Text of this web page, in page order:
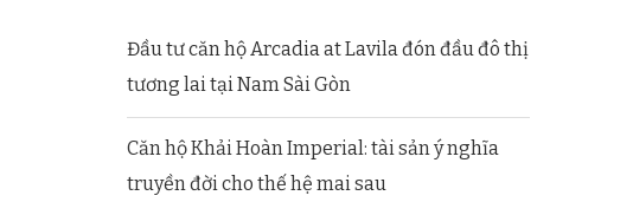
Đầu tư căn hộ Arcadia at Lavila đón đầu đô thị
tương lai tại Nam Sài Gòn
Căn hộ Khải Hoàn Imperial: tài sản ý nghĩa
truyền đời cho thế hệ mai sau